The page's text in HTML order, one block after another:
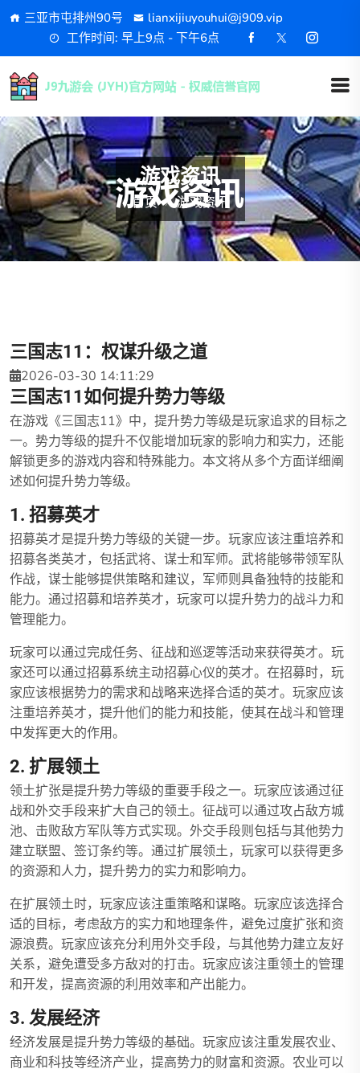
三亚市屯排州90号
lianxijiuyouhui@j909.vip
工作时间: 早上9点 - 下午6点
游戏资讯
首页 游戏资讯
三国志11：权谋升级之道
2026-03-30 14:11:29
三国志11如何提升势力等级
在游戏《三国志11》中，提升势力等级是玩家追求的目标之
一。势力等级的提升不仅能增加玩家的影响力和实力，还能
解锁更多的游戏内容和特殊能力。本文将从多个方面详细阐
述如何提升势力等级。
1. 招募英才
招募英才是提升势力等级的关键一步。玩家应该注重培养和
招募各类英才，包括武将、谋士和军师。武将能够带领军队
作战，谋士能够提供策略和建议，军师则具备独特的技能和
能力。通过招募和培养英才，玩家可以提升势力的战斗力和
管理能力。
玩家可以通过完成任务、征战和巡逻等活动来获得英才。玩
家还可以通过招募系统主动招募心仪的英才。在招募时，玩
家应该根据势力的需求和战略来选择合适的英才。玩家应该
注重培养英才，提升他们的能力和技能，使其在战斗和管理
中发挥更大的作用。
2. 扩展领土
领土扩张是提升势力等级的重要手段之一。玩家应该通过征
战和外交手段来扩大自己的领土。征战可以通过攻占敌方城
池、击败敌方军队等方式实现。外交手段则包括与其他势力
建立联盟、签订条约等。通过扩展领土，玩家可以获得更多
的资源和人力，提升势力的实力和影响力。
在扩展领土时，玩家应该注重策略和谋略。玩家应该选择合
适的目标，考虑敌方的实力和地理条件，避免过度扩张和资
源浪费。玩家应该充分利用外交手段，与其他势力建立友好
关系，避免遭受多方敌对的打击。玩家应该注重领土的管理
和开发，提高资源的利用效率和产出能力。
3. 发展经济
经济发展是提升势力等级的基础。玩家应该注重发展农业、
商业和科技等经济产业，提高势力的财富和资源。农业可以